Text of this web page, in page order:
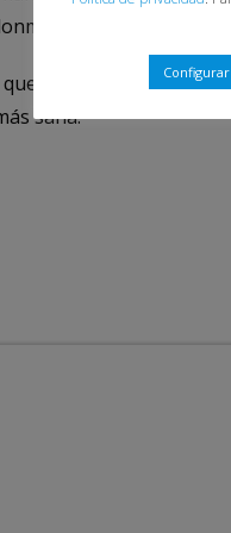
en la región.
queremos agradecer el
sana.